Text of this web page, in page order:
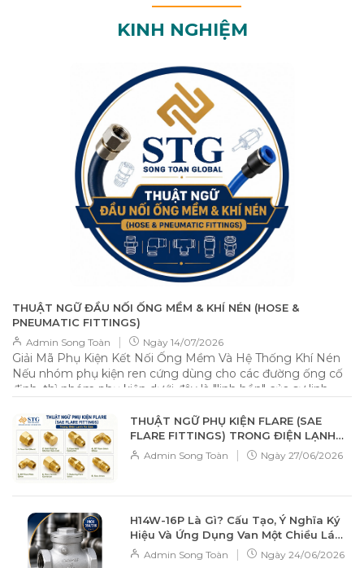
KINH NGHIỆM
THUẬT NGỮ ĐẦU NỐI ỐNG MỀM & KHÍ NÉN (HOSE &
PNEUMATIC FITTINGS)
Admin Song Toàn | Ngày 14/07/2026
Giải Mã Phụ Kiện Kết Nối Ống Mềm Và Hệ Thống Khí Nén
Nếu nhóm phụ kiện ren cứng dùng cho các đường ống cố
định, thì nhóm phụ kiện dưới đây là "linh hồn" của sự linh
một cách nhanh chóng và hiệu quả. 📌 Tổng quan Nhóm
phụ kiện này được thiết kế để kết nối ống mềm (Flexible
Hose). Đặc điểm nhận dạng tiêu biểu nhất chính là phần
đuôi chuột (Barbed) — các gờ nổi hình xương cá giúp bám
chặt vào lòng trong của ống, ngăn chặn việc tuột ống dưới
áp lực dòng chảy. 🔧 Thuật ngữ chuyên ngành chi tiết 1.
Hose Nipple (Đầu nối đuôi chuột) Đây là cầu nối giữa hệ
thống ren cứng và ống mềm. Male Hose Nipple: Một đầu
ren ngoài để vặn vào máy móc/ống cứng, đầu kia là đuôi
chuột để cắm ống mềm. Female Hose Nipple: Một đầu ren
THUẬT NGỮ PHỤ KIỆN FLARE (SAE
FLARE FITTINGS) TRONG ĐIỆN LẠNH
VÀ GAS
Admin Song Toàn Ngày 27/06/2026
H14W-16P Là Gì? Cấu Tạo, Ý Nghĩa Ký
Hiệu Và Ứng Dụng Van Một Chiều Lá
Lật Inox
Admin Song Toàn | Ngày 24/06/2026